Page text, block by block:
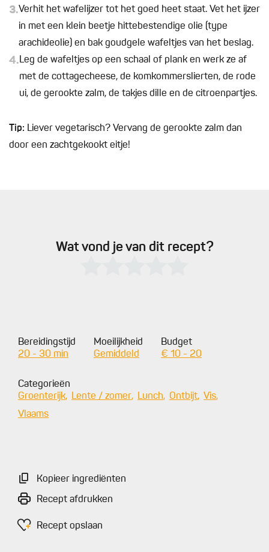
3.Verhit het wafelijzer tot het goed heet staat. Vet het ijzer
in met een klein beetje hittebestendige olie (type
arachideolie) en bak goudgele wafeltjes van het beslag.
4.Leg de wafeltjes op een schaal of plank en werk ze af
met de cottagecheese, de komkommerslierten, de rode
ui, de gerookte zalm, de takjes dille en de citroenpartjes.
Tip: Liever vegetarisch? Vervang de gerookte zalm dan
door een zachtgekookt eitje!
Wat vond je van dit recept?
Bereidingstijd
20 - 30 min
Moeilijkheid
Gemiddeld
Budget
€ 10 - 20
Categorieën
Groenterijk
Lente / zomer Lunch Ontbijt
Vis
Vlaams
Kopieer ingrediënten
Recept afdrukken
Recept opslaan